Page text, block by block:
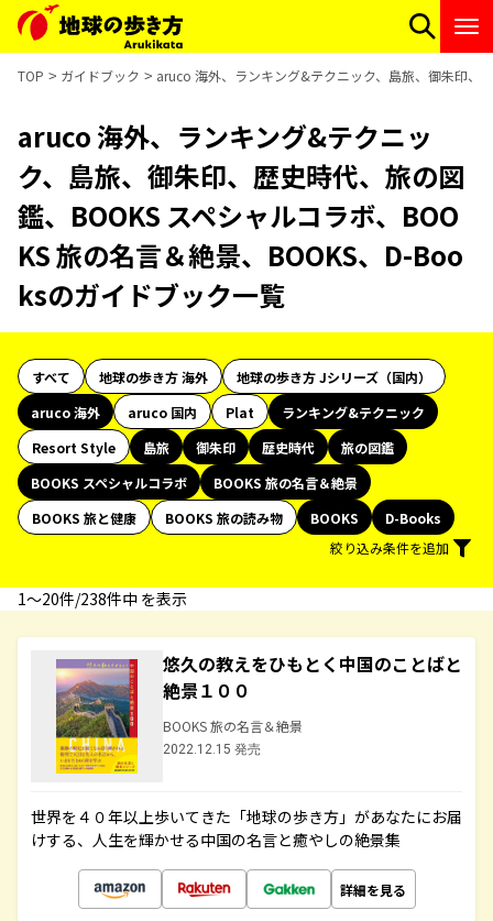
TOP ガイドブック aruco 海外、ランキング&テクニック、島旅、御朱印、
aruco 海外、ランキング&テクニッ
ク、島旅、御朱印、歴史時代、旅の図
鑑、BOOKS スペシャルコラボ、BOO
KS 旅の名言＆絶景、BOOKS、D-Boo
ksのガイドブック一覧
すべて 地球の歩き方 海外
地球の歩き方 Jシリーズ（国内）
aruco 海外
aruco 国内 Plat
ランキング&テクニック
Resort Style
島旅 御朱印 歴史時代
旅の図鑑
BOOKS スペシャルコラボ
BOOKS 旅の名言＆絶景
BOOKS 旅と健康
BOOKS 旅の読み物 BOOKS
D-Books
絞り込み条件を追加
1〜20件/238件中 を表示
悠久の教えをひもとく中国のことばと
絶景１００
BOOKS 旅の名言＆絶景
2022.12.15 発売
世界を４０年以上歩いてきた「地球の歩き方」があなたにお届
けする、人生を輝かせる中国の名言と癒やしの絶景集
詳細を見る